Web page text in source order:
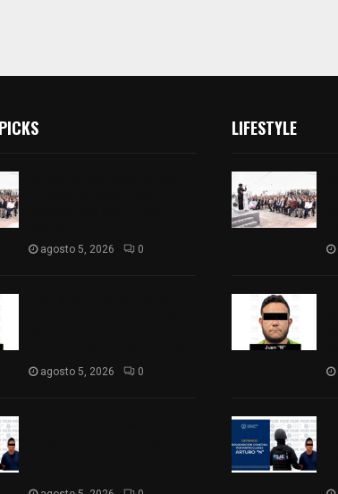
agosto 5, 2026 0
agosto 5, 2026 0
LIFESTYLE